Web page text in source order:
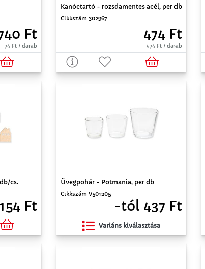
Ft
74 Ft / darab
Kanóctartó - rozsdamentes acél, per db
Cikkszám 302967
474 Ft
474 Ft / darab
cs.
Ft
Üvegpohár - Potmania, per db
Cikkszám V501205
-tól 437 Ft
Variáns kiválasztása